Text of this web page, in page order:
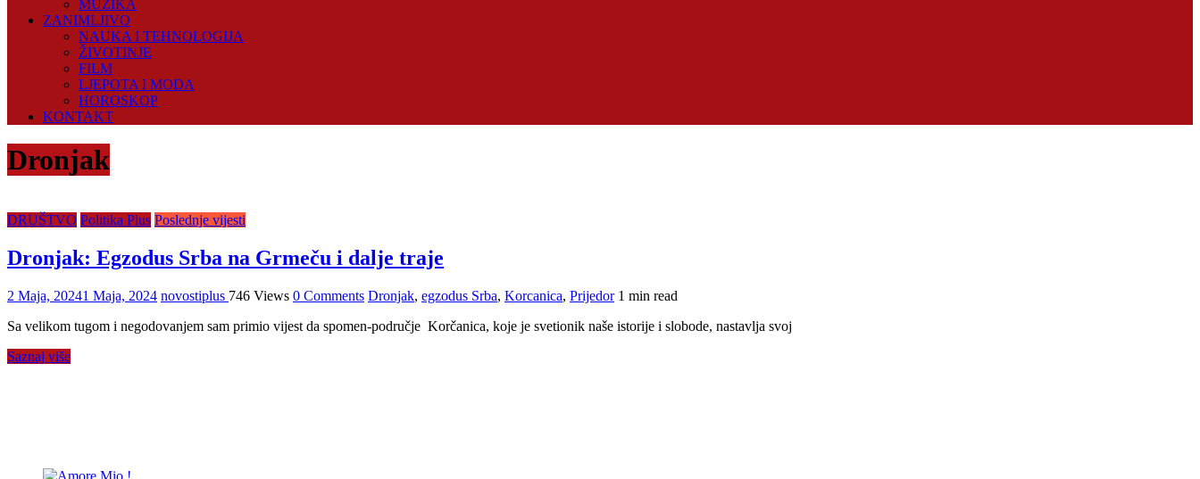
MUZIKA
ZANIMLJIVO
NAUKA I TEHNOLOGIJA
ŽIVOTINJE
FILM
LJEPOTA I MODA
HOROSKOP
KONTAKT
Dronjak
DRUŠTVO Politika Plus Poslednje vijesti
Dronjak: Egzodus Srba na Grmeču i dalje traje
2 Maja, 20241 Maja, 2024 novostiplus 746 Views 0 Comments Dronjak, egzodus Srba, Korcanica, Prijedor 1 min read
Sa velikom tugom i negodovanjem sam primio vijest da spomen-područje Korčanica, koje je svetionik naše istorije i slobode, nastavlja svoj
Saznaj više